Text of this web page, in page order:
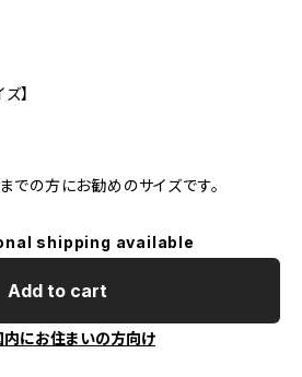
での方にお勧めのサイズです。
shipping available
Add to cart
内にお住まいの方向け